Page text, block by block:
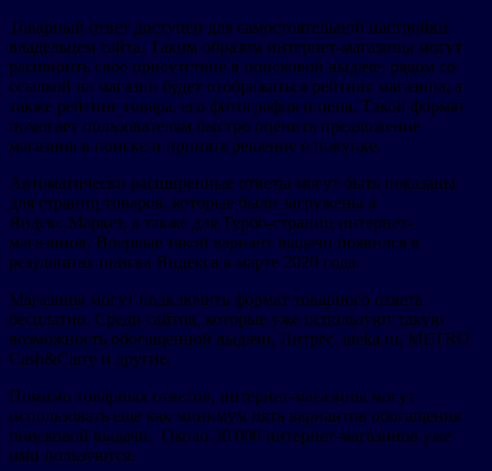
Товарный ответ доступен для самостоятельной настройки
владельцем сайта. Таким образом интернет-магазины могут
расширить свое присутствие в поисковой выдаче: рядом со
ссылкой на магазин будет отображаться рейтинг магазина, а
также рейтинг товара, его фотография и цена. Такой формат
помогает пользователям быстро оценить предложение
магазина в поиске и принять решение о покупке.
Автоматически расширенные ответы могут быть показаны
для страниц товаров, которые были загружены в
Яндекс.Маркет, а также для Турбо-страниц интернет-
магазинов. Впервые такой вариант выдачи появился в
результатах поиска Яндекса в марте 2020 года.
Магазины могут подключить формат товарного ответа
бесплатно. Среди сайтов, которые уже используют такую
возможность обогащенной выдачи, Литрес, uteka.ru, METRO
Cash&Carry и другие.
Помимо товарных ответов, интернет-магазины могут
использовать еще как минимум пять вариантов обогащения
поисковой выдачи. Около 30 000 интернет-магазинов уже
ими пользуются.